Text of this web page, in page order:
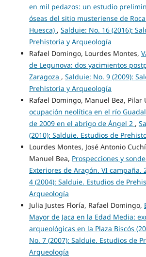
en mil pedazos: un estudio
óseas del sitio musteriense de
Huesca) , Salduie: No. 16 (2016):
Prehistoria y Arqueología
Rafael Domingo, Lourdes Montes,
de Legunova: dos yacimientos
Zaragoza , Salduie: No. 9 (2009):
Prehistoria y Arqueología
Rafael Domingo, Manuel Bea, Pilar
ocupación neolítica en el río
de 2009 en el abrigo de Ángel 2 ,
(2010): Salduie. Estudios de
Lourdes Montes, José Antonio
Manuel Bea, Prospecciones y
Exteriores de Aragón. VI campaña.
4 (2004): Salduie. Estudios de
Arqueología
Julia Justes Floría, Rafael Domingo,
Mayor de Jaca en la Edad Media:
arqueológicas en la Plaza Biscós
No. 7 (2007): Salduie. Estudios de
Arqueología